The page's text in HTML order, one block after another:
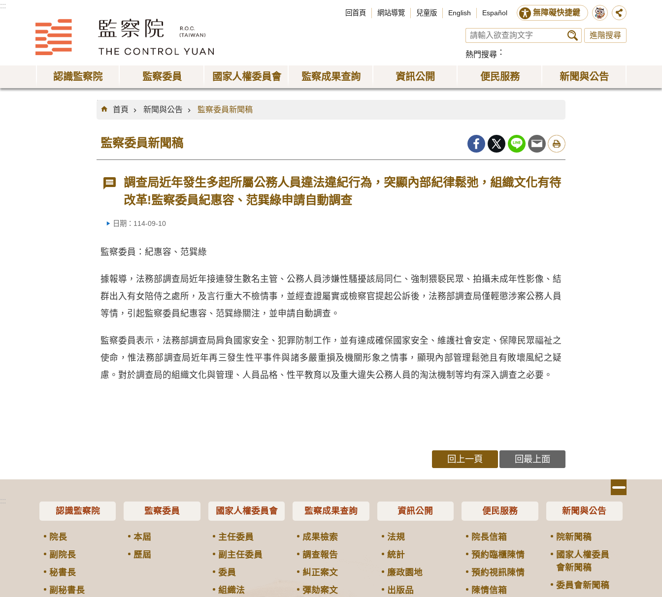
:::
回首頁 網站導覽 兒童版 English Español 無障礙快捷鍵
進階搜尋
熱門搜尋
認識監察院 監察委員 國家人權委員會 監察成果查詢 資訊公開 便民服務 新聞與公告
:::
首頁
新聞與公告 監察委員新聞稿
監察委員新聞稿
調查局近年發生多起所屬公務人員違法違紀行為，突顯內部紀律鬆弛，組織文化有待
改革!監察委員紀惠容、范巽綠申請自動調查
日期：114-09-10
監察委員：紀惠容、范巽綠
據報導，法務部調查局近年接連發生數名主管、公務人員涉嫌性騷擾該局同仁、強制猥褻民眾、拍攝未成年性影像、結
群出入有女陪侍之處所，及言行重大不檢情事，並經查證屬實或檢察官提起公訴後，法務部調查局僅輕懲涉案公務人員
等情，引起監察委員紀惠容、范巽綠關注，並申請自動調查。
監察委員表示，法務部調查局肩負國家安全、犯罪防制工作，並有達成確保國家安全、維護社會安定、保障民眾福祉之
使命，惟法務部調查局近年再三發生性平事件與諸多嚴重損及機關形象之情事，顯現內部管理鬆弛且有敗壞風紀之疑
慮。對於調查局的組織文化與管理、人員品格、性平教育以及重大違失公務人員的淘汰機制等均有深入調查之必要。
回上一頁 回最上面
:::
認識監察院
院長
副院長
秘書長
副秘書長
監察委員
本屆
歷屆
國家人權委員會
主任委員
副主任委員
委員
組織法
監察成果查詢
成果檢索
調查報告
糾正案文
彈劾案文
資訊公開
法規
統計
廉政園地
出版品
便民服務
院長信箱
預約臨櫃陳情
預約視訊陳情
陳情信箱
新聞與公告
院新聞稿
國家人權委員
會新聞稿
委員會新聞稿